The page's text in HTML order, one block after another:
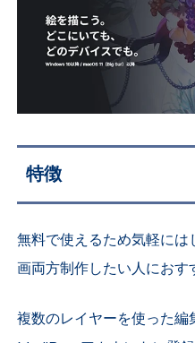
特徴
無料で使えるため気軽に
画両方制作したい人におす
複数のレイヤーを使った編